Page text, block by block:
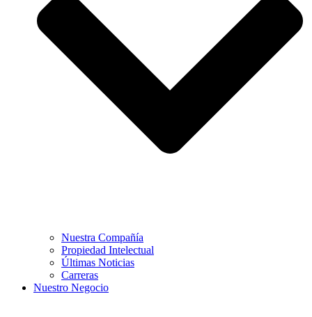
Nuestra Compañía
Propiedad Intelectual
Últimas Noticias
Carreras
Nuestro Negocio